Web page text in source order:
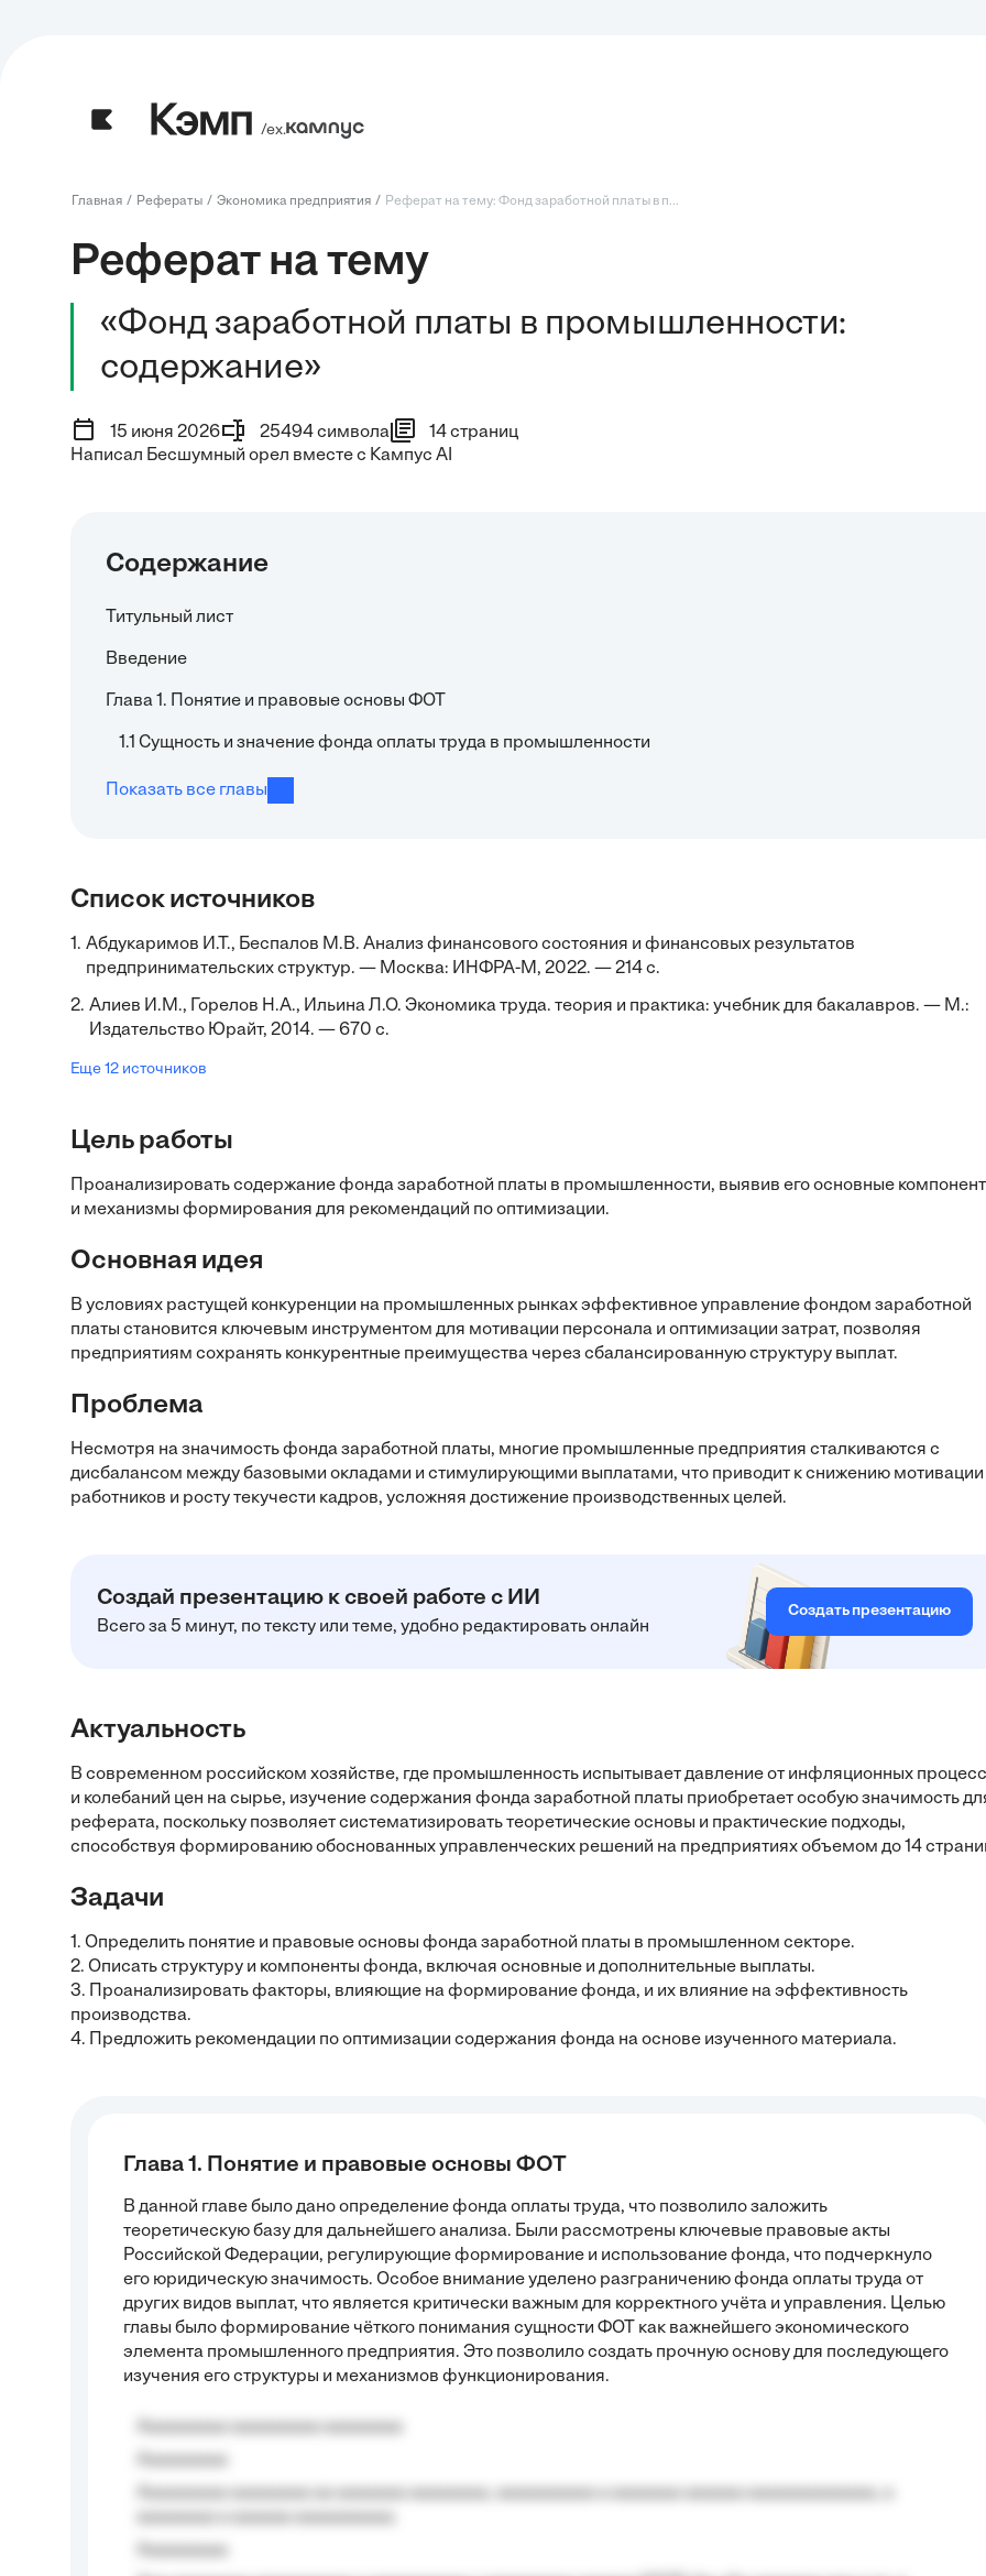
/ех.
Главная Рефераты Экономика предприятия Реферат на тему: Фонд заработной платы в п...
Реферат на тему
«Фонд заработной платы в промышленности:
содержание»
15 июня 2026 25494 символа
14 страниц
Написал Бесшумный орел вместе с Кампус AI
Содержание
Титульный лист
Введение
Глава 1. Понятие и правовые основы ФОТ
1.1 Сущность и значение фонда оплаты труда в промышленности
Показать все главы
Список источников
1. Абдукаримов И.Т., Беспалов М.В. Анализ финансового состояния и финансовых результатов
предпринимательских структур. — Москва: ИНФРА-М, 2022. — 214 с.
2. Алиев И.М., Горелов Н.А., Ильина Л.О. Экономика труда. теория и практика: учебник для бакалавров. — М.:
Издательство Юрайт, 2014. — 670 с.
Еще 12 источников
Цель работы
Проанализировать содержание фонда заработной платы в промышленности, выявив его основные
и механизмы формирования для рекомендаций по оптимизации.
Основная идея
В условиях растущей конкуренции на промышленных рынках эффективное управление фондом заработной
платы становится ключевым инструментом для мотивации персонала и оптимизации затрат, позволяя
предприятиям сохранять конкурентные преимущества через сбалансированную структуру выплат.
Проблема
Несмотря на значимость фонда заработной платы, многие промышленные предприятия сталкиваются с
дисбалансом между базовыми окладами и стимулирующими выплатами, что приводит к снижению мотивации
работников и росту текучести кадров, усложняя достижение производственных целей.
Создай презентацию к своей работе с ИИ
Всего за 5 минут, по тексту или теме, удобно редактировать онлайн
Создать презентацию
Актуальность
В современном российском хозяйстве, где промышленность испытывает давление от инфляционных
и колебаний цен на сырье, изучение содержания фонда заработной платы приобретает особую значимость
реферата, поскольку позволяет систематизировать теоретические основы и практические подходы,
способствуя формированию обоснованных управленческих решений на предприятиях объемом до 14
Задачи
1. Определить понятие и правовые основы фонда заработной платы в промышленном секторе.
2. Описать структуру и компоненты фонда, включая основные и дополнительные выплаты.
3. Проанализировать факторы, влияющие на формирование фонда, и их влияние на эффективность
производства.
4. Предложить рекомендации по оптимизации содержания фонда на основе изученного материала.
Глава 1. Понятие и правовые основы ФОТ
В данной главе было дано определение фонда оплаты труда, что позволило заложить
теоретическую базу для дальнейшего анализа. Были рассмотрены ключевые правовые акты
Российской Федерации, регулирующие формирование и использование фонда, что подчеркнуло
его юридическую значимость. Особое внимание уделено разграничению фонда оплаты труда от
других видов выплат, что является критически важным для корректного учёта и управления. Целью
главы было формирование чёткого понимания сущности ФОТ как важнейшего экономического
элемента промышленного предприятия. Это позволило создать прочную основу для последующего
изучения его структуры и механизмов функционирования.